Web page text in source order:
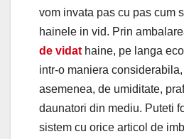
vom invata pas cu pas cum
hainele in vid. Prin
de vidat haine, pe langa
intr-o maniera
asemenea, de umiditate,
daunatori din mediu. Puteti
sistem cu orice articol de